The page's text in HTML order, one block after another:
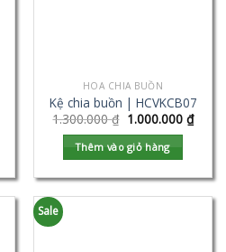
HOA CHIA BUỒN
Kệ chia buồn | HCVKCB07
1.300.000₫ 1.000.000 ₫
Thêm vào giỏ hàng
Sale